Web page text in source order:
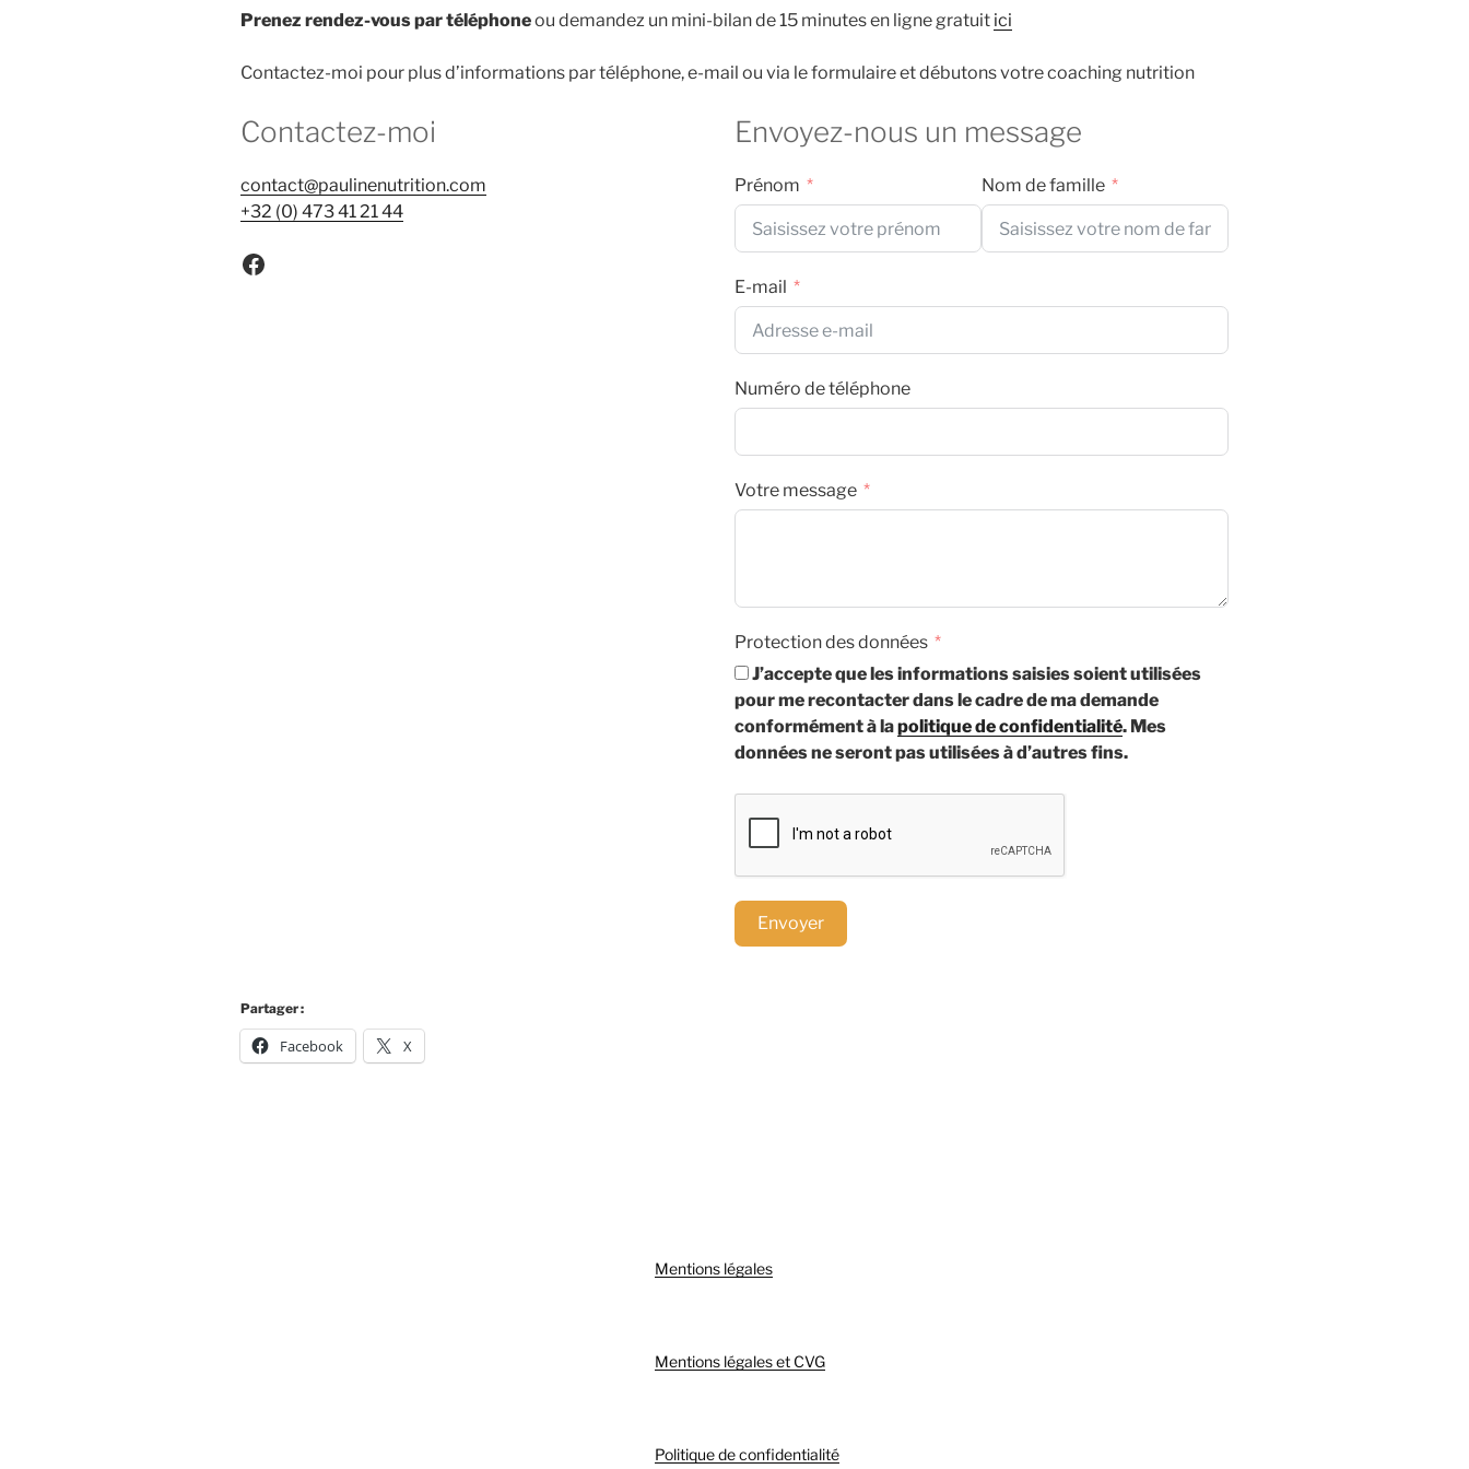
Prenez rendez-vous par téléphoneou demandez un mini-bilan de 15 minutes en ligne gratuit ici
Contactez-moi pour plus d’informations par téléphone, e-mail ou via le formulaire et débutons votre coaching nutrition
Contactez-moi
contact@paulinenutrition.com
+32 (0) 473 41 21 44
Facebook
Envoyez-nous un message
Prénom Nom de famille
E-mail
Numéro de téléphone
Votre message
Protection des données
J’accepte que les informations saisies soient utilisées
pour me recontacter dans le cadre de ma demande
conformément à lapolitique de confidentialité. Mes
données ne seront pas utilisées à d’autres fins.
Envoyer
Partager :
Facebook X
Mentions légales
Mentions légales et CVG
Politique de confidentialité